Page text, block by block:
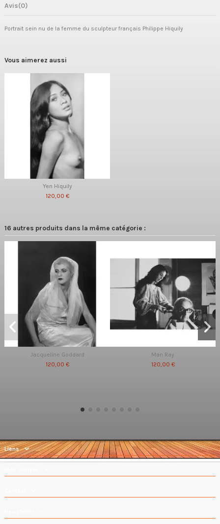
Avis(0)
Portrait sein nu de la femme du sculpteur français Philippe Hiquily
Vous aimerez aussi
Yen Hiquily
120,00 €
16 autres produits dans la même catégorie :
Jacqueline Goddard
120,00 €
Man Ray
120,00 €
Liens